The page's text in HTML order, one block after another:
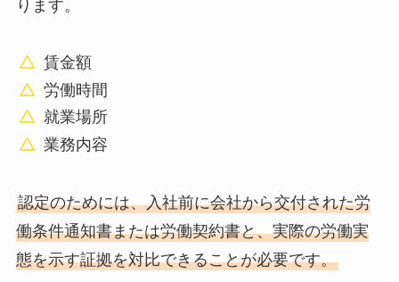
ります。
賃金額
労働時間
就業場所
業務内容
認定のためには、入社前に会社から交付された労
働条件通知書または労働契約書と、実際の労働実
態を示す証拠を対比できることが必要です。